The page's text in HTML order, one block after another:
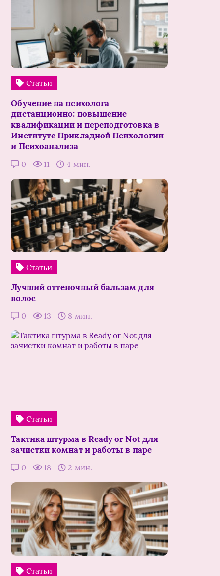
Статьи
Обучение на психолога
дистанционно: повышение
квалификации и переподготовка в
Институте Прикладной Психологии
и Психоанализа
0 11 4 мин.
Статьи
Лучший оттеночный бальзам для
волос
0 13 8 мин.
Статьи
Тактика штурма в Ready or Not для
зачистки комнат и работы в паре
0 18 2 мин.
Статьи